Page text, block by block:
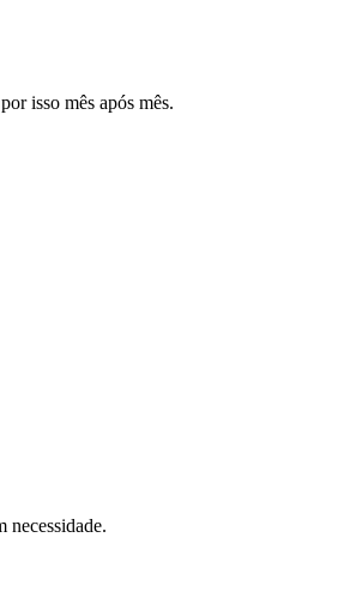
isso mês após mês.
necessidade.